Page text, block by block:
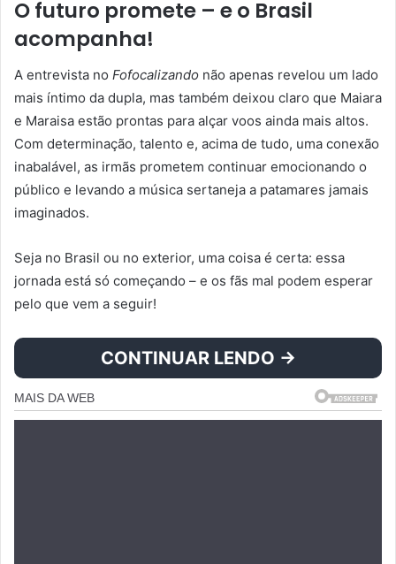
O futuro promete – e o Brasil
acompanha!
A entrevista no Fofocalizando não apenas revelou um lado
mais íntimo da dupla, mas também deixou claro que Maiara
e Maraisa estão prontas para alçar voos ainda mais altos.
Com determinação, talento e, acima de tudo, uma conexão
inabalável, as irmãs prometem continuar emocionando o
público e levando a música sertaneja a patamares jamais
imaginados.
Seja no Brasil ou no exterior, uma coisa é certa: essa
jornada está só começando – e os fãs mal podem esperar
pelo que vem a seguir!
CONTINUAR LENDO →